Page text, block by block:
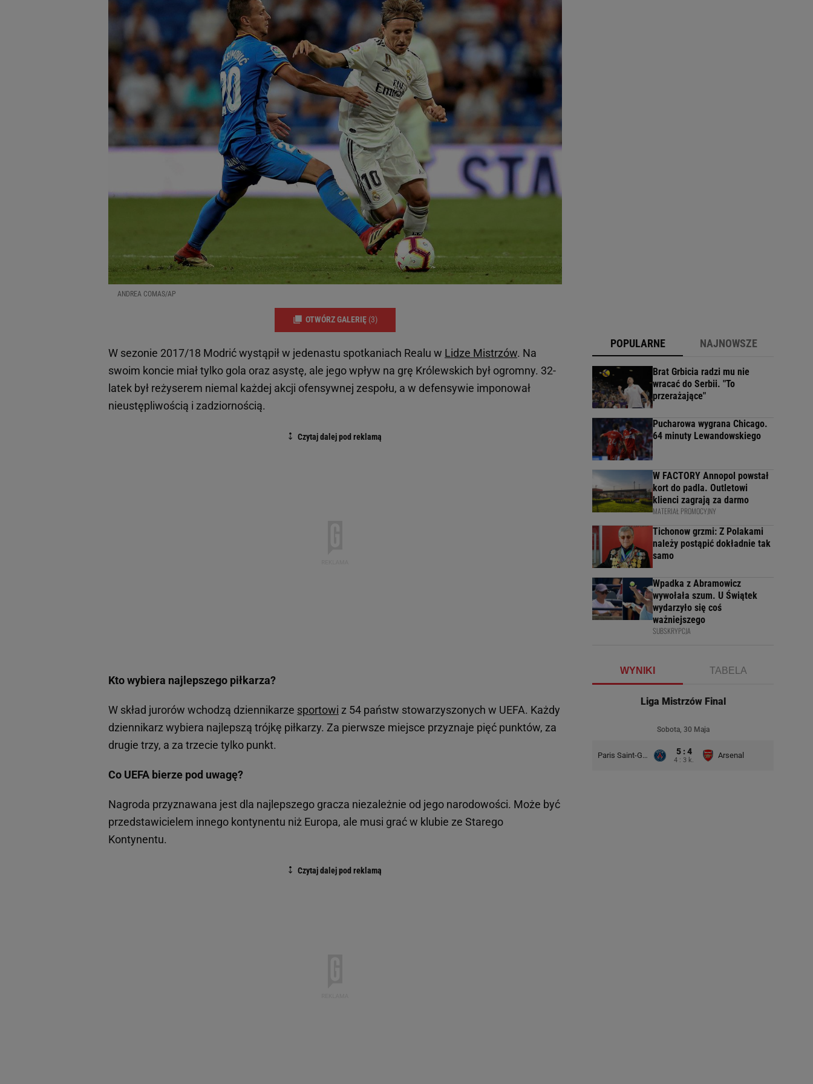
ANDREA COMAS/AP
OTWÓRZ GALERIĘ (3)
W sezonie 2017/18 Modrić wystąpił w jedenastu spotkaniach Realu w Lidze Mistrzów. Na
swoim koncie miał tylko gola oraz asystę, ale jego wpływ na grę Królewskich był ogromny. 32-
latek był reżyserem niemal każdej akcji ofensywnej zespołu, a w defensywie imponował
nieustępliwością i zadziornością.
Kto wybiera najlepszego piłkarza?
W skład jurorów wchodzą dziennikarze sportowi z 54 państw stowarzyszonych w UEFA. Każdy
dziennikarz wybiera najlepszą trójkę piłkarzy. Za pierwsze miejsce przyznaje pięć punktów, za
drugie trzy, a za trzecie tylko punkt.
Co UEFA bierze pod uwagę?
Nagroda przyznawana jest dla najlepszego gracza niezależnie od jego narodowości. Może być
przedstawicielem innego kontynentu niż Europa, ale musi grać w klubie ze Starego
Kontynentu.
POPULARNE NAJNOWSZE
Brat Grbicia radzi mu nie
wracać do Serbii. "To
przerażające"
Pucharowa wygrana Chicago.
64 minuty Lewandowskiego
W FACTORY Annopol powstał
kort do padla. Outletowi
klienci zagrają za darmo
MATERIAŁ PROMOCYJNY
Tichonow grzmi: Z Polakami
należy postąpić dokładnie tak
samo
Wpadka z Abramowicz
wywołała szum. U Świątek
wydarzyło się coś
ważniejszego
SUBSKRYPCJA
WYNIKI TABELA
Liga Mistrzów Final
Sobota, 30 Maja
Paris Saint-Germain 5 : 4
4 : 3 k.
Arsenal